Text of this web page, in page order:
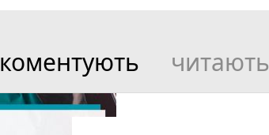
коментують читають